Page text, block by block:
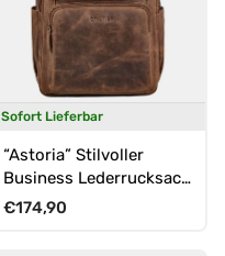
Sofort Lieferbar
“Astoria” Stilvoller
Business Lederrucksack
Vintage mit 17 Zoll
Normaler Preis
€174,90